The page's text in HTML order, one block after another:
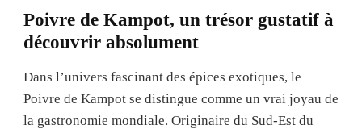
Poivre de Kampot, un trésor gustatif à
découvrir absolument
Dans l’univers fascinant des épices exotiques, le
Poivre de Kampot se distingue comme un vrai joyau de
la gastronomie mondiale. Originaire du Sud-Est du